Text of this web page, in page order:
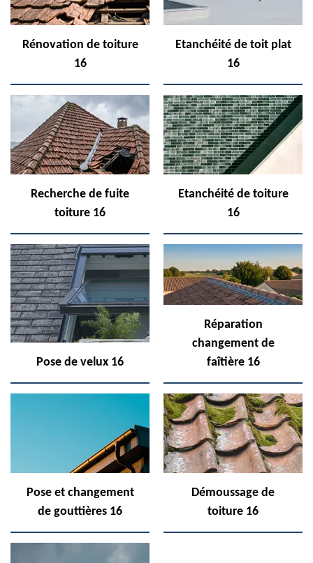
Rénovation de toiture
16
Etanchéité de toit plat
16
Recherche de fuite
toiture 16
Etanchéité de toiture
16
Pose de velux 16
Réparation
changement de
faîtière 16
Pose et changement
de gouttières 16
Démoussage de
toiture 16